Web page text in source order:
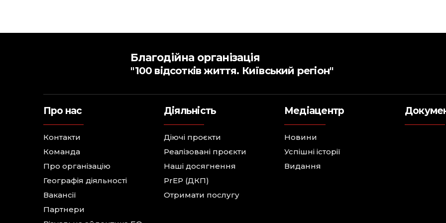
Благодійна організація
"100 відсотків життя. Київський регіон"
Про нас
Контакти
Команда
Про організацію
Географія діяльності
Вакансії
Партнери
Діяльність
Діючі проєкти
Реалізовані проєкти
Наші досягнення
PrEP (ДКП)
Отримати послугу
Медіацентр
Новини
Успішні історії
Видання